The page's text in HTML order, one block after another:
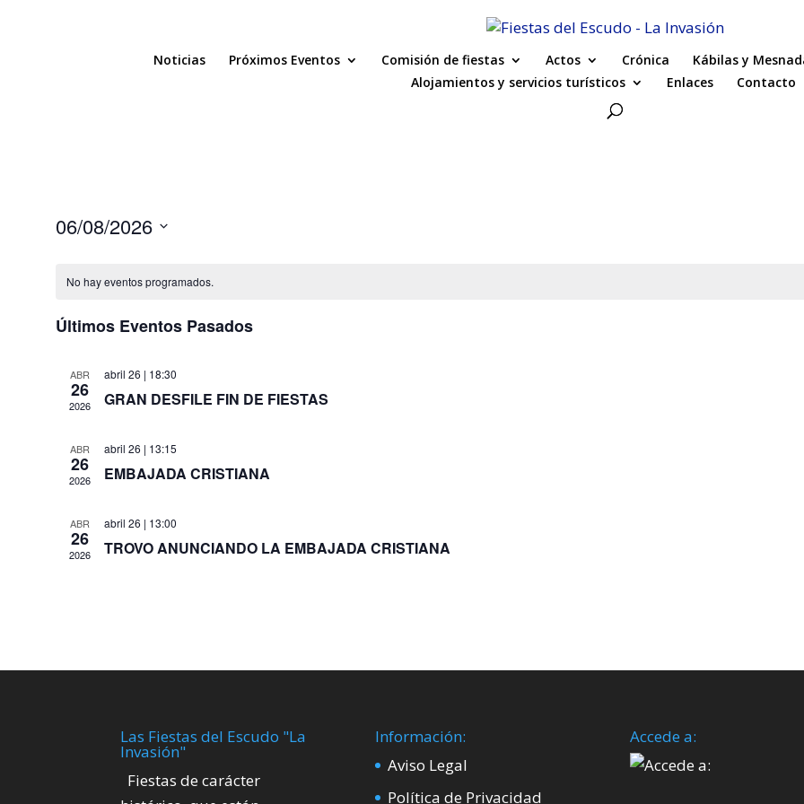
Noticias Próximos Eventos Comisión de fiestas Actos Crónica Kábilas y
Alojamientos y servicios turísticos
Enlaces Contacto
06/08/2026
fecha.
No hay eventos programados.
Últimos Eventos Pasados
ABR
26
2026
abril 26 | 18:30
GRAN DESFILE FIN DE FIESTAS
ABR
26
2026
abril 26 | 13:15
EMBAJADA CRISTIANA
ABR
26
2026
abril 26 | 13:00
TROVO ANUNCIANDO LA EMBAJADA CRISTIANA
Las Fiestas del Escudo "La
Invasión"
Fiestas de carácter
Información:
Aviso Legal
Política de Privacidad
Accede a: